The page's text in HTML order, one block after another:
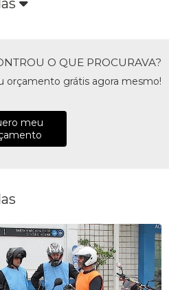
O QUE PROCURAVA?
orçamento grátis agora mesmo!
meu